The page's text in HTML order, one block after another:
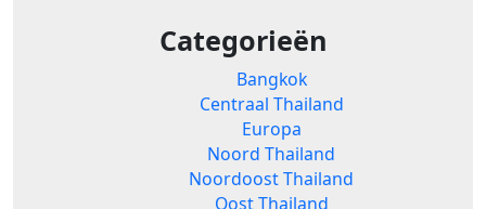
Categorieën
Bangkok
Centraal Thailand
Europa
Noord Thailand
Noordoost Thailand
Oost Thailand